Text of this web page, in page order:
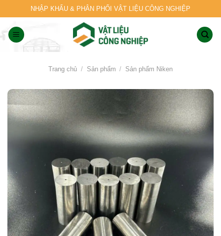
to
content
NHẬP KHẨU & PHÂN PHỐI VẬT LIỆU CÔNG NGHIỆP
Trang chủ / Sản phẩm / Sản phẩm Niken